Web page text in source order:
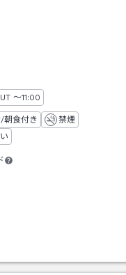
チェックアウト
～11:00
朝食付き
禁煙